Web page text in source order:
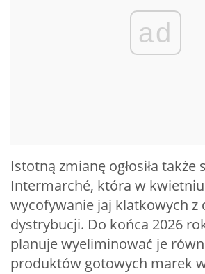
ad
Istotną zmianę ogłosiła także
Intermarché, która w kwietniu
wycofywanie jaj klatkowych z
dystrybucji. Do końca 2026
planuje wyeliminować je
produktów gotowych marek